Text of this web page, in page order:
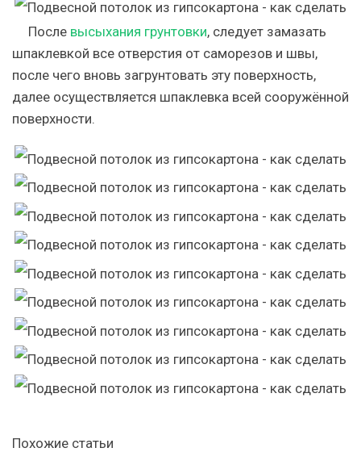
После высыхания грунтовки, следует замазать
шпаклевкой все отверстия от саморезов и швы,
после чего вновь загрунтовать эту поверхность,
далее осуществляется шпаклевка всей сооружённой
поверхности.
Похожие статьи